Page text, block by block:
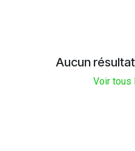
Aucun
Voir tous